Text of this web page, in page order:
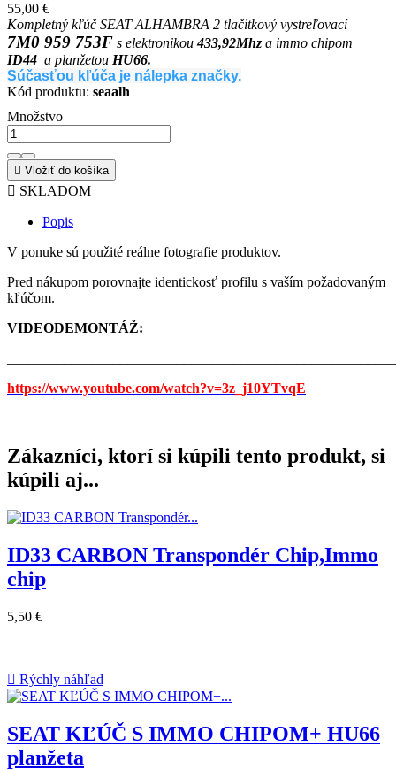
55,00 €
Kompletný kľúč SEAT ALHAMBRA 2 tlačitkový vystreľovací
7M0 959 753F s elektronikou433,92Mhz a immo chipom
ID44 a planžetou HU66.
Súčasťou kľúča je nálepka značky.
Kód produktu: seaalh
Množstvo
 Vložiť do košíka
 SKLADOM
Popis
V ponuke sú použité reálne fotografie produktov.
Pred nákupom porovnajte identickosť profilu s vaším požadovaným
kľúčom.
VIDEODEMONTÁŽ:
https://www.youtube.com/watch?v=3z_j10YTvqE
Zákazníci, ktorí si kúpili tento produkt, si
kúpili aj...
ID33 CARBON Transpondér Chip,Immo
chip
5,50 €
 Rýchly náhľad
SEAT KĽÚČ S IMMO CHIPOM+ HU66
planžeta